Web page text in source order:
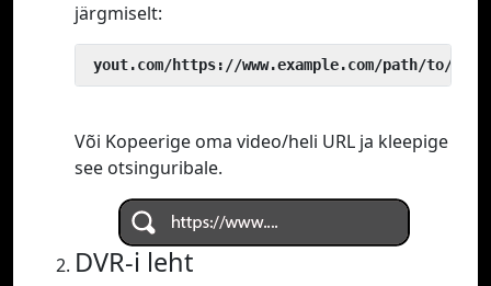
järgmiselt:
yout.com/https://www.example.com/path/to/
Või Kopeerige oma video/heli URL ja kleepige
see otsinguribale.
DVR-i leht